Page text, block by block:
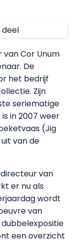
deel
van Cor Unum
De
het bedrijf
Zijn
seriematige
in 2007 weer
(Jig
van de
directeur van
er nu als
wordt
van
een overzicht